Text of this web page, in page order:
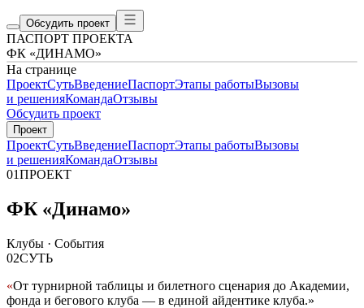
Обсудить проект
ПАСПОРТ ПРОЕКТА
ФК «ДИНАМО»
На странице
ПроектСутьВведениеПаспортЭтапы работыВызовы
и решенияКомандаОтзывы
Обсудить проект
Проект
ПроектСутьВведениеПаспортЭтапы работыВызовы
и решенияКомандаОтзывы
01ПРОЕКТ
ФК «Динамо»
Клубы · События
02СУТЬ
«От турнирной таблицы и билетного сценария до Академии,
фонда и бегового клуба — в единой айдентике клуба.»